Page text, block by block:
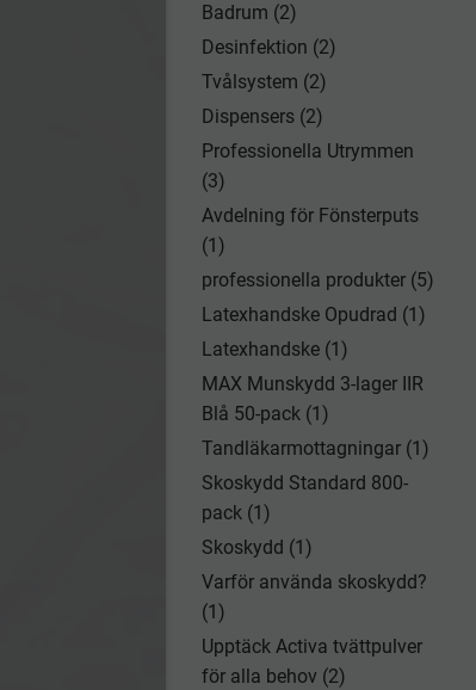
Badrum (2)
Desinfektion (2)
Tvålsystem (2)
Dispensers (2)
Professionella Utrymmen
(3)
Avdelning för Fönsterputs
(1)
professionella produkter (5)
Latexhandske Opudrad (1)
Latexhandske (1)
MAX Munskydd 3-lager IIR
Blå 50-pack (1)
Tandläkarmottagningar (1)
Skoskydd Standard 800-
pack (1)
Skoskydd (1)
Varför använda skoskydd?
(1)
Upptäck Activa tvättpulver
för alla behov (2)